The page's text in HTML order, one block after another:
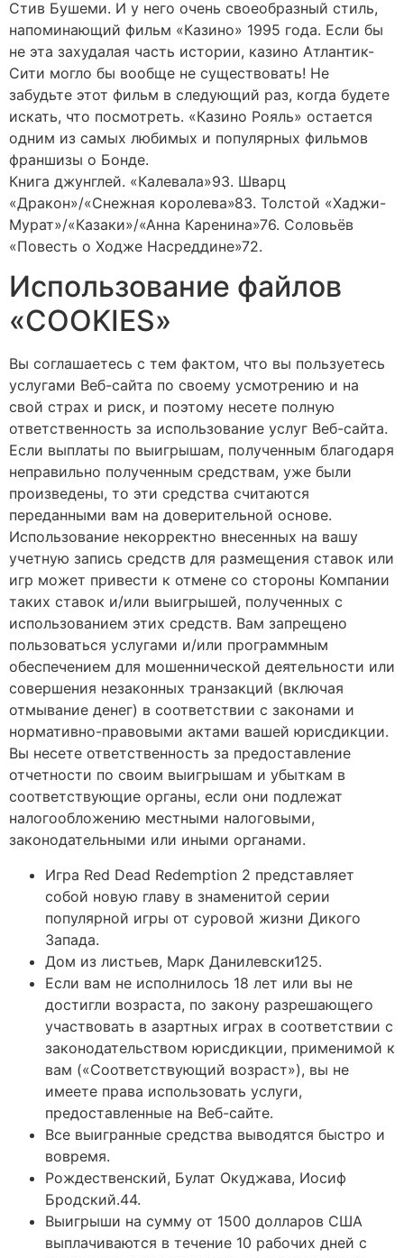
Стив Бушеми. И у него очень своеобразный стиль,
напоминающий фильм «Казино» 1995 года. Если бы
не эта захудалая часть истории, казино Атлантик-
Сити могло бы вообще не существовать! Не
забудьте этот фильм в следующий раз, когда будете
искать, что посмотреть. «Казино Рояль» остается
одним из самых любимых и популярных фильмов
франшизы о Бонде.
Книга джунглей. «Калевала»93. Шварц
«Дракон»/«Снежная королева»83. Толстой «Хаджи-
Мурат»/«Казаки»/«Анна Каренина»76. Соловьёв
«Повесть о Ходже Насреддине»72.
Использование файлов
«COOKIES»
Вы соглашаетесь с тем фактом, что вы пользуетесь
услугами Веб-сайта по своему усмотрению и на
свой страх и риск, и поэтому несете полную
ответственность за использование услуг Веб-сайта.
Если выплаты по выигрышам, полученным благодаря
неправильно полученным средствам, уже были
произведены, то эти средства считаются
переданными вам на доверительной основе.
Использование некорректно внесенных на вашу
учетную запись средств для размещения ставок или
игр может привести к отмене со стороны Компании
таких ставок и/или выигрышей, полученных с
использованием этих средств. Вам запрещено
пользоваться услугами и/или программным
обеспечением для мошеннической деятельности или
совершения незаконных транзакций (включая
отмывание денег) в соответствии с законами и
нормативно-правовыми актами вашей юрисдикции.
Вы несете ответственность за предоставление
отчетности по своим выигрышам и убыткам в
соответствующие органы, если они подлежат
налогообложению местными налоговыми,
законодательными или иными органами.
Игра Red Dead Redemption 2 представляет
собой новую главу в знаменитой серии
популярной игры от суровой жизни Дикого
Запада.
Дом из листьев, Марк Данилевски125.
Если вам не исполнилось 18 лет или вы не
достигли возраста, по закону разрешающего
участвовать в азартных играх в соответствии с
законодательством юрисдикции, применимой к
вам («Соответствующий возраст»), вы не
имеете права использовать услуги,
предоставленные на Веб-сайте.
Все выигранные средства выводятся быстро и
вовремя.
Рождественский, Булат Окуджава, Иосиф
Бродский.44.
Выигрыши на сумму от 1500 долларов США
выплачиваются в течение 10 рабочих дней с